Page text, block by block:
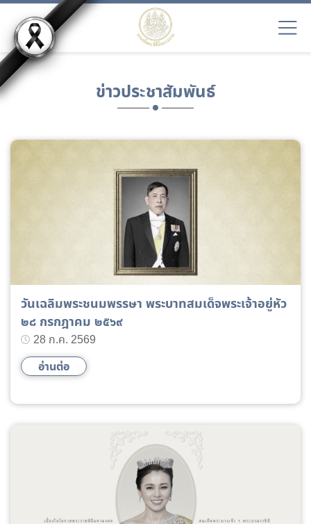
ข่าวประชาสัมพันธ์
วันเฉลิมพระชนมพรรษา พระบาทสมเด็จพระเจ้าอยู่หัว
๒๘ กรกฎาคม ๒๕๖๙
28 ก.ค. 2569
อ่านต่อ